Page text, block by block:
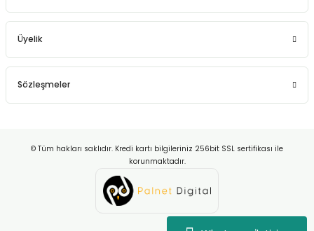
Üyelik
Sözleşmeler
© Tüm hakları saklıdır. Kredi kartı bilgileriniz 256bit SSL sertifikası ile
korunmaktadır.